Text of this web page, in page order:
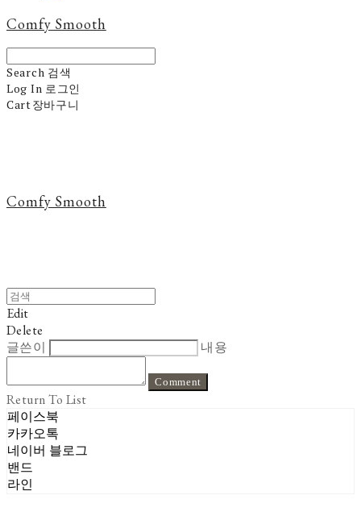
Comfy Smooth
Search 검색
Log In 로그인
Cart장바구니
Comfy Smooth
Edit
Delete
글쓴이
내용
Comment
Return To List
페이스북
카카오톡
네이버 블로그
밴드
라인